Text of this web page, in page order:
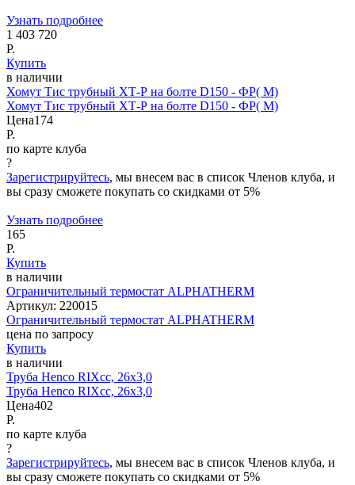
Узнать подробнее
1 403 720
Р.
Купить
в наличии
Хомут Тис трубный ХТ-Р на болте D150 - ФР( М)
Хомут Тис трубный ХТ-Р на болте D150 - ФР( М)
Цена174
Р.
по карте клуба
?
Зарегистрируйтесь, мы внесем вас в список Членов клуба, и
вы сразу сможете покупать со скидками от 5%
Узнать подробнее
165
Р.
Купить
в наличии
Ограничительный термостат ALPHATHERM
Артикул: 220015
Ограничительный термостат ALPHATHERM
цена по запросу
Купить
в наличии
Труба Henco RIXcс, 26x3,0
Труба Henco RIXcс, 26x3,0
Цена402
Р.
по карте клуба
?
Зарегистрируйтесь, мы внесем вас в список Членов клуба, и
вы сразу сможете покупать со скидками от 5%